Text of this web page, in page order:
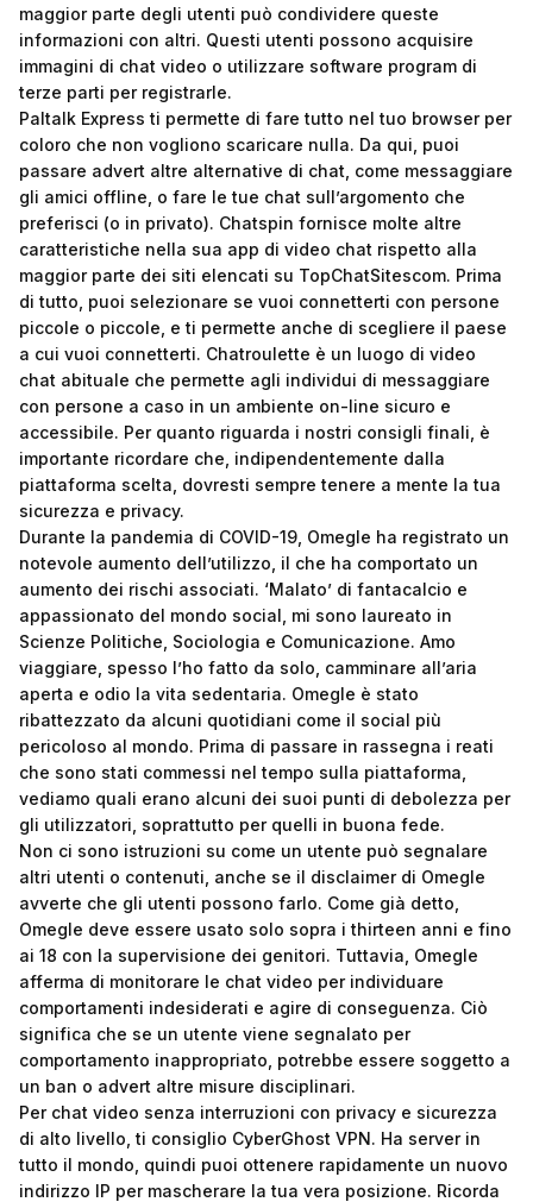
maggior parte degli utenti può condividere queste
informazioni con altri. Questi utenti possono acquisire
immagini di chat video o utilizzare software program di
terze parti per registrarle.
Paltalk Express ti permette di fare tutto nel tuo browser per
coloro che non vogliono scaricare nulla. Da qui, puoi
passare advert altre alternative di chat, come messaggiare
gli amici offline, o fare le tue chat sull’argomento che
preferisci (o in privato). Chatspin fornisce molte altre
caratteristiche nella sua app di video chat rispetto alla
maggior parte dei siti elencati su TopChatSitescom. Prima
di tutto, puoi selezionare se vuoi connetterti con persone
piccole o piccole, e ti permette anche di scegliere il paese
a cui vuoi connetterti. Chatroulette è un luogo di video
chat abituale che permette agli individui di messaggiare
con persone a caso in un ambiente on-line sicuro e
accessibile. Per quanto riguarda i nostri consigli finali, è
importante ricordare che, indipendentemente dalla
piattaforma scelta, dovresti sempre tenere a mente la tua
sicurezza e privacy.
Durante la pandemia di COVID-19, Omegle ha registrato un
notevole aumento dell’utilizzo, il che ha comportato un
aumento dei rischi associati. ‘Malato’ di fantacalcio e
appassionato del mondo social, mi sono laureato in
Scienze Politiche, Sociologia e Comunicazione. Amo
viaggiare, spesso l’ho fatto da solo, camminare all’aria
aperta e odio la vita sedentaria. Omegle è stato
ribattezzato da alcuni quotidiani come il social più
pericoloso al mondo. Prima di passare in rassegna i reati
che sono stati commessi nel tempo sulla piattaforma,
vediamo quali erano alcuni dei suoi punti di debolezza per
gli utilizzatori, soprattutto per quelli in buona fede.
Non ci sono istruzioni su come un utente può segnalare
altri utenti o contenuti, anche se il disclaimer di Omegle
avverte che gli utenti possono farlo. Come già detto,
Omegle deve essere usato solo sopra i thirteen anni e fino
ai 18 con la supervisione dei genitori. Tuttavia, Omegle
afferma di monitorare le chat video per individuare
comportamenti indesiderati e agire di conseguenza. Ciò
significa che se un utente viene segnalato per
comportamento inappropriato, potrebbe essere soggetto a
un ban o advert altre misure disciplinari.
Per chat video senza interruzioni con privacy e sicurezza
di alto livello, ti consiglio CyberGhost VPN. Ha server in
tutto il mondo, quindi puoi ottenere rapidamente un nuovo
indirizzo IP per mascherare la tua vera posizione. Ricorda